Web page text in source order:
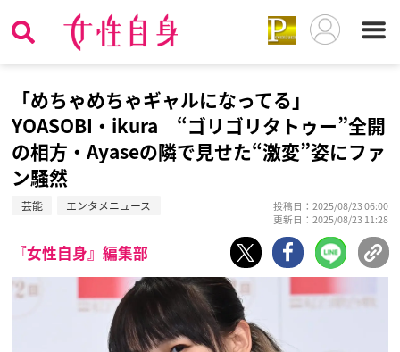
「めちゃめちゃギャルになってる」
YOASOBI・ikura “ゴリゴリタトゥー”全開
の相方・Ayaseの隣で見せた“激変”姿にファ
ン騒然
芸能 エンタメニュース
投稿日：2025/08/23 06:00
更新日：2025/08/23 11:28
『女性自身』編集部